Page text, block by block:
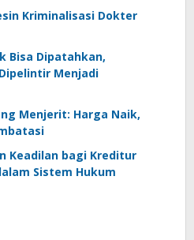
Kriminalisasi Dokter
Bisa Dipatahkan,
Menjadi
Menjerit: Harga Naik,
Keadilan bagi Kreditur
Sistem Hukum